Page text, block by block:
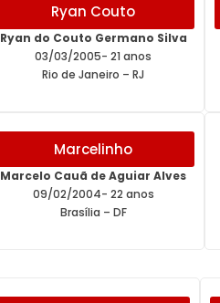
Ryan Couto
Ryan do Couto Germano Silva
03/03/2005- 21 anos
Rio de Janeiro – RJ
Marcelinho
Marcelo Cauã de Aguiar Alves
09/02/2004- 22 anos
Brasília – DF